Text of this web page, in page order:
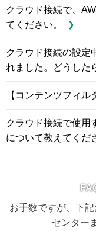
クラウド接続で、
てください。
クラウド接続の設定
れました。どうした
【コンテンツフィ
クラウド接続で使用
について教えてくだ
お手数ですが、下
センター